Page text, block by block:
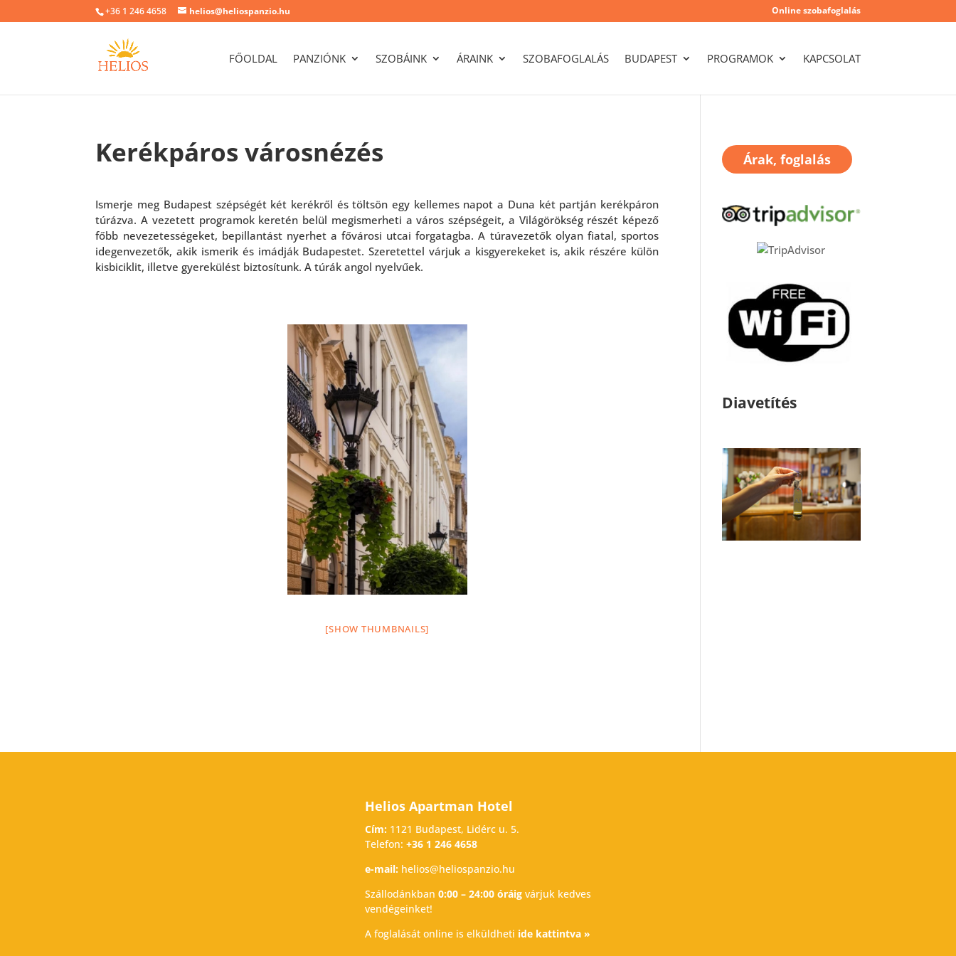
+36 1 246 4658 helios@heliospanzio.hu Online szobafoglalás
FŐOLDAL PANZIÓNK SZOBÁINK ÁRAINK SZOBAFOGLALÁS BUDAPEST PROGRAMOK KAPCSOLAT
Kerékpáros városnézés
Ismerje meg Budapest szépségét két kerékről és töltsön egy kellemes napot a Duna két partján kerékpáron
túrázva. A vezetett programok keretén belül megismerheti a város szépségeit, a Világörökség részét képező
főbb nevezetességeket, bepillantást nyerhet a fővárosi utcai forgatagba. A túravezetők olyan fiatal, sportos
idegenvezetők, akik ismerik és imádják Budapestet. Szeretettel várjuk a kisgyerekeket is, akik részére külön
kisbiciklit, illetve gyerekülést biztosítunk. A túrák angol nyelvűek.
[SHOW THUMBNAILS]
Árak, foglalás
Diavetítés
Helios Apartman Hotel
Cím:1121 Budapest, Lidérc u. 5.
Telefon: +36 1 246 4658
e-mail:helios@heliospanzio.hu
Szállodánkban 0:00 – 24:00 óráigvárjuk kedves
vendégeinket!
A foglalását online is elküldheti ide kattintva »